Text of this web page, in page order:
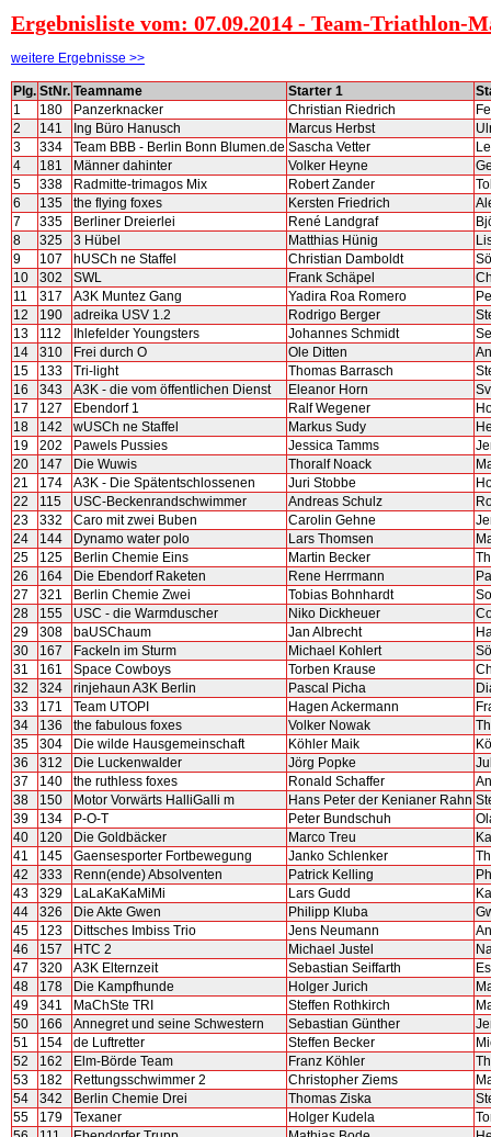
Ergebnisliste vom: 07.09.2014 - Team-Triathlon-
weitere Ergebnisse >>
Plg. StNr. Teamname Starter 1
1
180 Panzerknacker Christian Riedrich
2
141 Ing Büro Hanusch Marcus Herbst
3
334 Team BBB - Berlin Bonn Blumen.de Sascha Vetter
4
181 Männer dahinter Volker Heyne
5
338 Radmitte-trimagos Mix Robert Zander
6
135 the flying foxes Kersten Friedrich
7
335 Berliner Dreierlei René Landgraf
8
325 3 Hübel Matthias Hünig
9
107 hUSCh ne Staffel Christian Damboldt
10
302 SWL Frank Schäpel
11
317 A3K Muntez Gang Yadira Roa Romero
12
190 adreika USV 1.2 Rodrigo Berger
13
112 Ihlefelder Youngsters Johannes Schmidt
14
310 Frei durch O Ole Ditten
15
133 Tri-light Thomas Barrasch
16
343 A3K - die vom öffentlichen Dienst Eleanor Horn
17
127 Ebendorf 1 Ralf Wegener
18
142 wUSCh ne Staffel Markus Sudy
19
202 Pawels Pussies Jessica Tamms
20
147 Die Wuwis Thoralf Noack
21
174 A3K - Die Spätentschlossenen Juri Stobbe
22
115 USC-Beckenrandschwimmer Andreas Schulz
23
332 Caro mit zwei Buben Carolin Gehne
24
144 Dynamo water polo Lars Thomsen
25
125 Berlin Chemie Eins Martin Becker
26
164 Die Ebendorf Raketen Rene Herrmann
27
321 Berlin Chemie Zwei Tobias Bohnhardt
28
155 USC - die Warmduscher Niko Dickheuer
29
308 baUSChaum Jan Albrecht
30
167 Fackeln im Sturm Michael Kohlert
31
161 Space Cowboys Torben Krause
32
324 rinjehaun A3K Berlin Pascal Picha
33
171 Team UTOPI Hagen Ackermann
34
136 the fabulous foxes Volker Nowak
35
304 Die wilde Hausgemeinschaft Köhler Maik
36
312 Die Luckenwalder Jörg Popke
37
140 the ruthless foxes Ronald Schaffer
38
150 Motor Vorwärts HalliGalli m Hans Peter der Kenianer Rahn
39
134 P-O-T Peter Bundschuh
40
120 Die Goldbäcker Marco Treu
41
145 Gaensesporter Fortbewegung Janko Schlenker
42
333 Renn(ende) Absolventen Patrick Kelling
43
329 LaLaKaKaMiMi Lars Gudd
44
326 Die Akte Gwen Philipp Kluba
45
123 Dittsches Imbiss Trio Jens Neumann
46
157 HTC 2 Michael Justel
47
320 A3K Elternzeit Sebastian Seiffarth
48
178 Die Kampfhunde Holger Jurich
49
341 MaChSte TRI Steffen Rothkirch
50
166 Annegret und seine Schwestern Sebastian Günther
51
154 de Luftretter Steffen Becker
52
162 Elm-Börde Team Franz Köhler
53
182 Rettungsschwimmer 2 Christopher Ziems
54
342 Berlin Chemie Drei Thomas Ziska
55
179 Texaner Holger Kudela